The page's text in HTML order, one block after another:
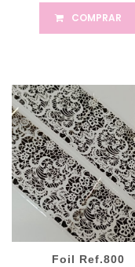
COMPRAR
Foil Ref.800